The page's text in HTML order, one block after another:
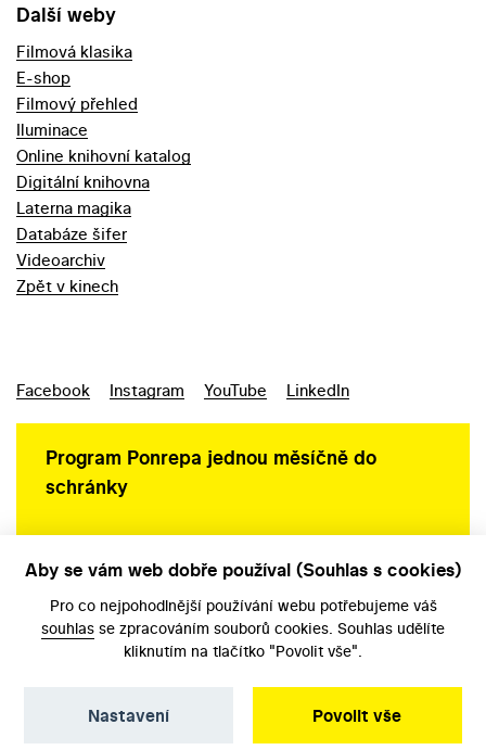
Další weby
Filmová klasika
E-shop
Filmový přehled
Iluminace
Online knihovní katalog
Digitální knihovna
Laterna magika
Databáze šifer
Videoarchiv
Zpět v kinech
Facebook Instagram YouTube LinkedIn
Program Ponrepa jednou měsíčně do
schránky
Aby se vám web dobře používal (Souhlas s cookies)
Pro co nejpohodlnější používání webu potřebujeme váš
souhlas se zpracováním souborů cookies. Souhlas udělíte
kliknutím na tlačítko "Povolit vše".
Povolit vše
Nastavení